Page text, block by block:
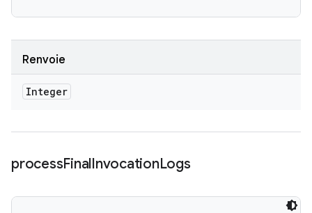
Renvoie
Integer
processFinalInvocationLogs